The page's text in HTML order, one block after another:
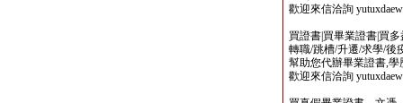
歡迎來信洽詢
買證書|買畢業證書|買多
轉職/跳槽/升遷/求學/後
幫助您代辦畢業證書,學
歡迎來信洽詢